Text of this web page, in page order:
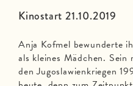
Kinostart 21.10.2019
Anja Kofmel bewunderte
als kleines Mädchen.
den Jugoslawienkriegen